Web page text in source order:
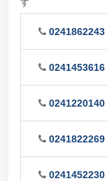
す
0241862243
0241453616
0241220140
0241822269
0241452230